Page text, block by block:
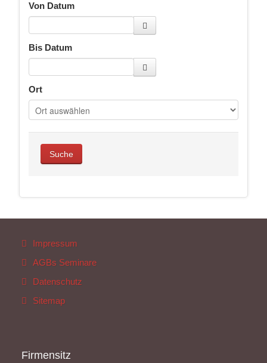
Von Datum
Bis Datum
Ort
Impressum
AGBs Seminare
Datenschutz
Sitemap
Firmensitz